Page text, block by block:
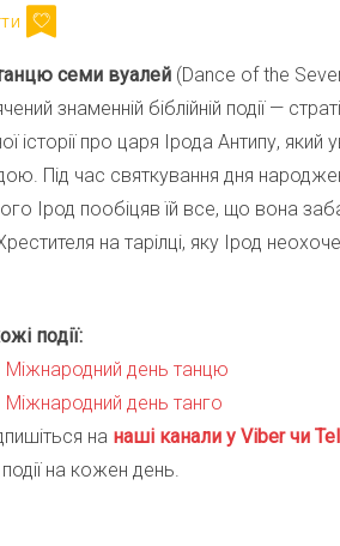
семи вуалей (Dance of the
знаменній біблійній події —
історії про царя Ірода Антипу,
Під час святкування дня
Ірод пообіцяв їй все, що вона
на тарілці, яку Ірод
події:
Міжнародний день танцю
Міжнародний день танго
на наші канали у Viber чи
на кожен день.